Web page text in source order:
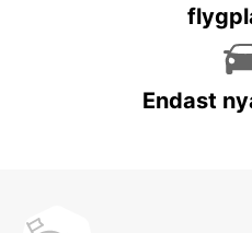
Endast